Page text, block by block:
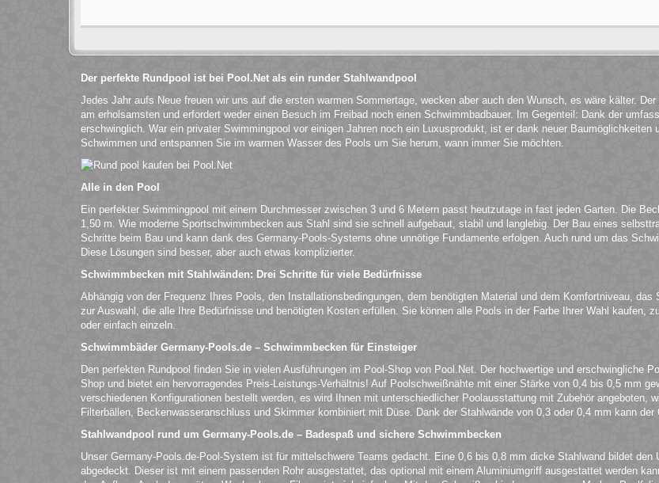
Der perfekte Rundpool ist bei Pool.Net als ein runder Stahlwandpool
Jedes Jahr aufs Neue freuen wir uns auf die ersten warmen Sommertage, wecken aber auch den Wunsch, es wäre kälter.
am erholsamsten und erfordert weder einen Besuch im Freibad noch einen Schwimmbadbauer. Im Gegenteil: Dank der
erschwinglich. War ein privater Swimmingpool vor einigen Jahren noch ein Luxusprodukt, ist er dank neuer Baumöglichkeiten
Schwimmen und entspannen Sie im warmen Wasser des Pools um Sie herum, wann immer Sie möchten.
Alle in den Pool
Ein perfekter Swimmingpool mit einem Durchmesser zwischen 3 und 6 Metern passt heutzutage in fast jeden Garten. Die
1,50 m. Wie moderne Sportschwimmbecken aus Stahl sind sie schnell aufgebaut, stabil und langlebig. Der Bau eines
Schritte beim Bau und kann dank des Germany-Pools-Systems ohne unnötige Fundamente erfolgen. Auch rund um das
Diese Lösungen sind besser, aber auch etwas komplizierter.
Schwimmbecken mit Stahlwänden: Drei Schritte für viele Bedürfnisse
Abhängig von der Frequenz Ihres Pools, den Installationsbedingungen, dem benötigten Material und dem Komfortniveau,
zur Auswahl, die alle Ihre Bedürfnisse und benötigten Kosten erfüllen. Sie können alle Pools in der Farbe Ihrer Wahl kaufen,
oder einfach einzeln.
Schwimmbäder Germany-Pools.de – Schwimmbecken für Einsteiger
Den perfekten Rundpool finden Sie in vielen Ausführungen im Pool-Shop von Pool.Net. Der hochwertige und erschwingliche
Shop und bietet ein hervorragendes Preis-Leistungs-Verhältnis! Auf Poolschweißnähte mit einer Stärke von 0,4 bis 0,5 mm
verschiedenen Konfigurationen bestellt werden, es wird Ihnen mit unterschiedlicher Poolausstattung mit Zubehör angeboten,
Filterbällen, Beckenwasseranschluss und Skimmer kombiniert mit Düse. Dank der Stahlwände von 0,3 oder 0,4 mm kann
Stahlwandpool rund um Germany-Pools.de – Badespaß und sichere Schwimmbecken
Unser Germany-Pools.de-Pool-System ist für mittelschwere Teams gedacht. Eine 0,6 bis 0,8 mm dicke Stahlwand bildet
abgedeckt. Dieser ist mit einem passenden Rohr ausgestattet, das optional mit einem Aluminiumgriff ausgestattet werden